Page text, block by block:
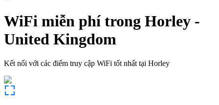
WiFi miễn phí trong Horley -
United Kingdom
Kết nối với các điểm truy cập WiFi tốt nhất tại Horley